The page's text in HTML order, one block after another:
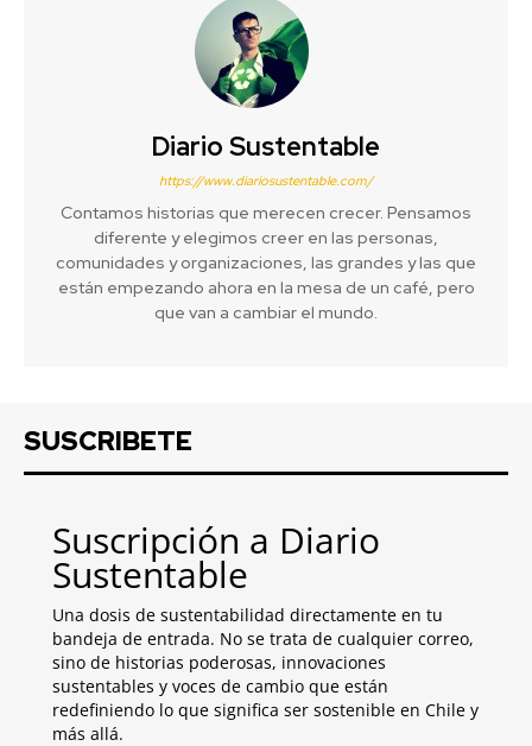
Diario Sustentable
https://www.diariosustentable.com/
Contamos historias que merecen crecer. Pensamos
diferente y elegimos creer en las personas,
comunidades y organizaciones, las grandes y las que
están empezando ahora en la mesa de un café, pero
que van a cambiar el mundo.
SUSCRIBETE
Suscripción a Diario
Sustentable
Una dosis de sustentabilidad directamente en tu
bandeja de entrada. No se trata de cualquier correo,
sino de historias poderosas, innovaciones
sustentables y voces de cambio que están
redefiniendo lo que significa ser sostenible en Chile y
más allá.